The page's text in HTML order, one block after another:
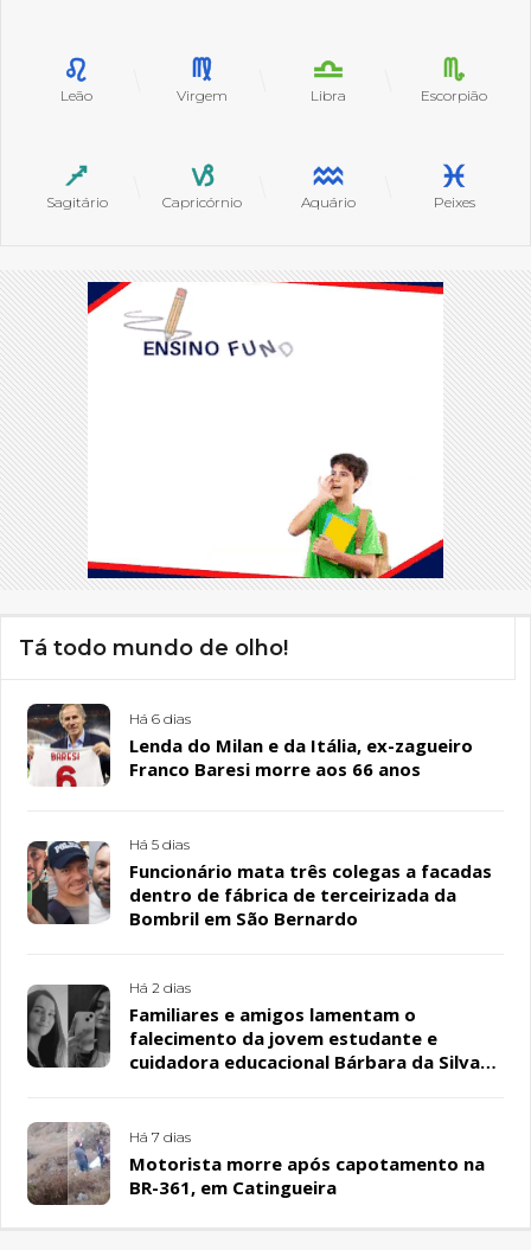
Leão Virgem Libra Escorpião
Sagitário Capricórnio Aquário Peixes
Tá todo mundo de olho!
Há 6 dias
Lenda do Milan e da Itália, ex-zagueiro
Franco Baresi morre aos 66 anos
Há 5 dias
Funcionário mata três colegas a facadas
dentro de fábrica de terceirizada da
Bombril em São Bernardo
Há 2 dias
Familiares e amigos lamentam o
falecimento da jovem estudante e
cuidadora educacional Bárbara da Silva
Há 7 dias
Motorista morre após capotamento na
BR-361, em Catingueira